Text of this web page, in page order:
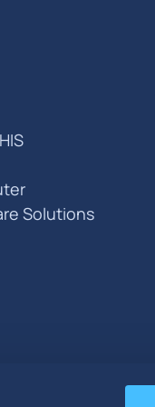
Solutions